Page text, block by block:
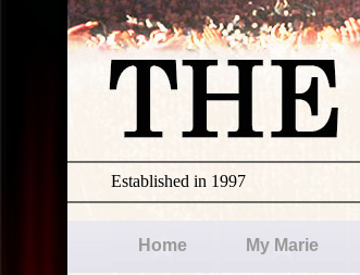
Established in 1997
Home My Marie